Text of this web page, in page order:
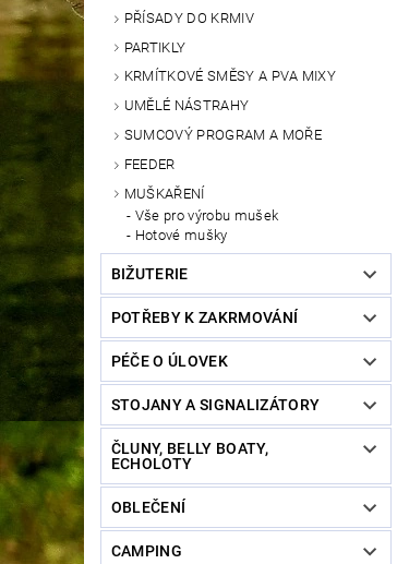
PŘÍSADY DO KRMIV
PARTIKLY
KRMÍTKOVÉ SMĚSY A PVA MIXY
UMĚLÉ NÁSTRAHY
SUMCOVÝ PROGRAM A MOŘE
FEEDER
MUŠKAŘENÍ
Vše pro výrobu mušek
Hotové mušky
BIŽUTERIE
POTŘEBY K ZAKRMOVÁNÍ
PÉČE O ÚLOVEK
STOJANY A SIGNALIZÁTORY
ČLUNY, BELLY BOATY,
ECHOLOTY
OBLEČENÍ
CAMPING